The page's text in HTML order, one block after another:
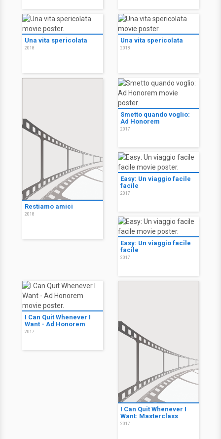
Una vita spericolata
2018
Una vita spericolata
2018
Restiamo amici
2018
Smetto quando voglio:
Ad Honorem
2017
Easy: Un viaggio facile
facile
2017
Easy: Un viaggio facile
facile
2017
I Can Quit Whenever I
Want - Ad Honorem
2017
I Can Quit Whenever I
Want: Masterclass
2017